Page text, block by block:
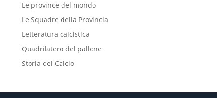
Le province del mondo
Le Squadre della Provincia
Letteratura calcistica
Quadrilatero del pallone
Storia del Calcio